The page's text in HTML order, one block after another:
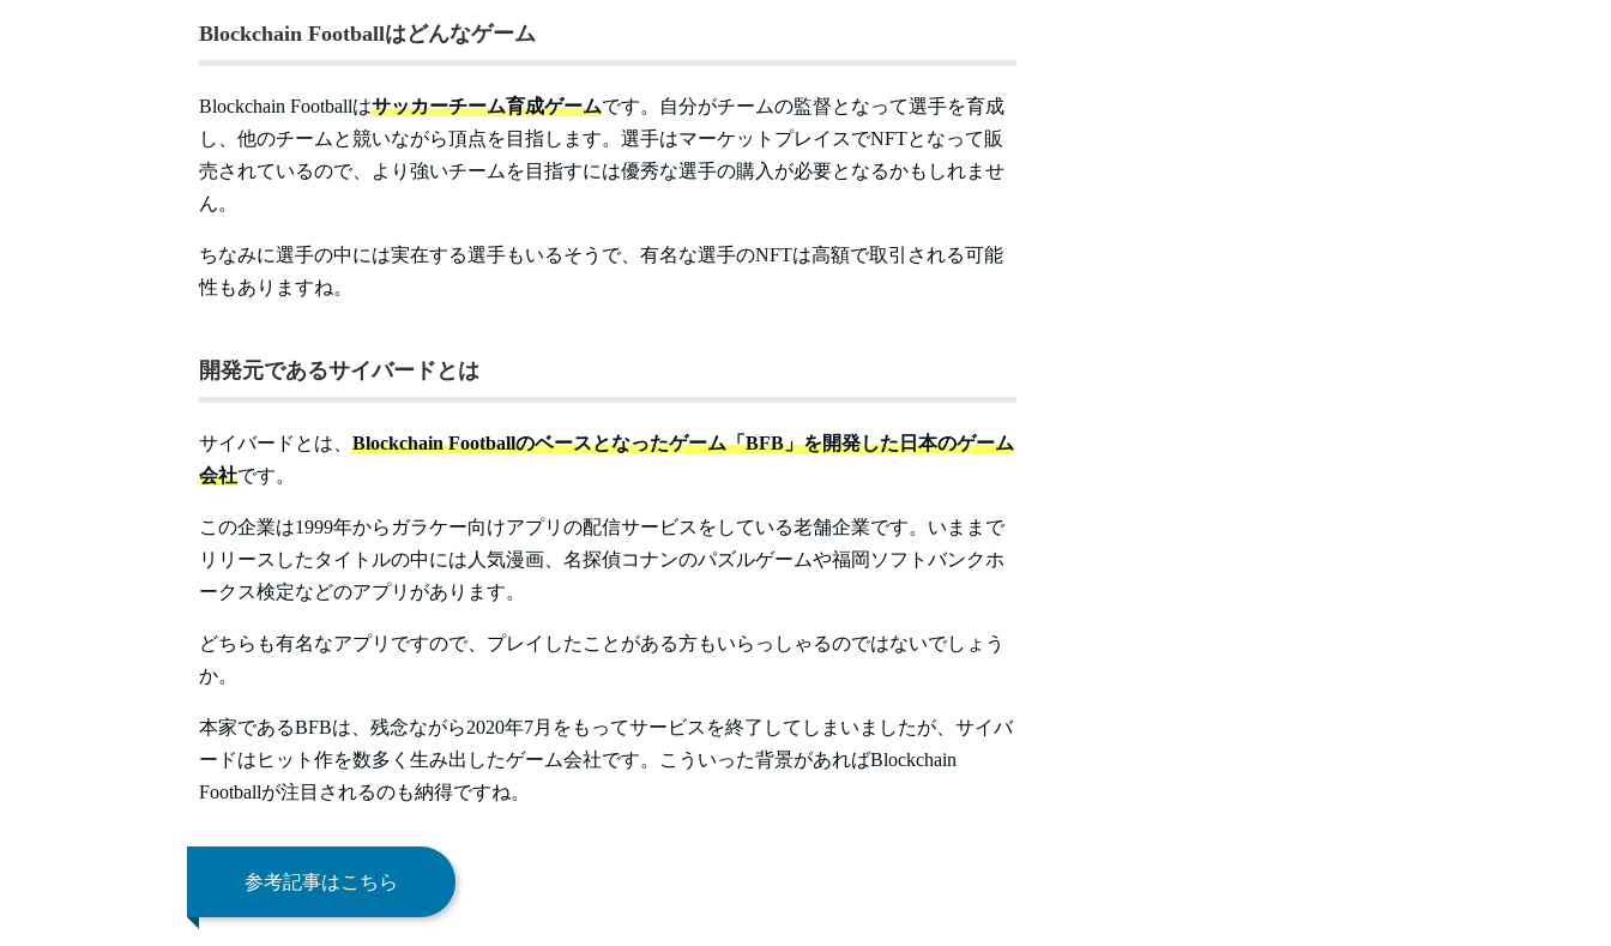
Blockchain Footballはどんなゲーム
Blockchain Footballはサッカーチーム育成ゲームです。自分がチームの監督となって選手を育成
し、他のチームと競いながら頂点を目指します。選手はマーケットプレイスでNFTとなって販
売されているので、より強いチームを目指すには優秀な選手の購入が必要となるかもしれませ
ん。
ちなみに選手の中には実在する選手もいるそうで、有名な選手のNFTは高額で取引される可能
性もありますね。
開発元であるサイバードとは
サイバードとは、 Blockchain Footballのベースとなったゲーム「BFB」を開発した日本のゲーム
会社です。
この企業は1999年からガラケー向けアプリの配信サービスをしている老舗企業です。いままで
リリースしたタイトルの中には人気漫画、名探偵コナンのパズルゲームや福岡ソフトバンクホ
ークス検定などのアプリがあります。
どちらも有名なアプリですので、プレイしたことがある方もいらっしゃるのではないでしょう
か。
本家であるBFBは、残念ながら2020年7月をもってサービスを終了してしまいましたが、サイバ
ードはヒット作を数多く生み出したゲーム会社です。こういった背景があればBlockchain
Footballが注目されるのも納得ですね。
参考記事はこちら